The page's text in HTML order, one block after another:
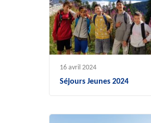
16 avril 2024
Séjours Jeunes 2024